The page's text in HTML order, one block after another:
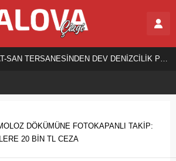
SAN TERSANESİNDEN DEV DENİZCİLİK PROJESİ!
DÖKÜMÜNE FOTOKAPANLI TAKİP:
20 BİN TL CEZA